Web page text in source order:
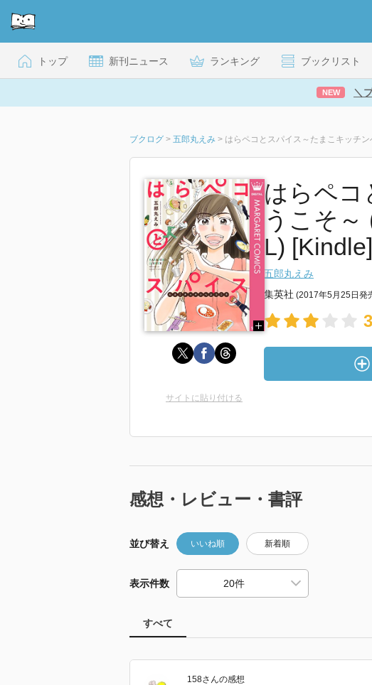
トップ 新刊ニュース ランキング ブックリスト
NEW ＼
ブクログ > 五郎丸えみ > はらペコとスパイス～たまこキッチ
はらペコ
うこそ
L) [Kindle]
五郎丸えみ
集英社 (2017年5月25日発
サイトに貼り付ける
感想・レビュー・書評
並び替え いいね順 新着順
表示件数
すべて
158さんの感想